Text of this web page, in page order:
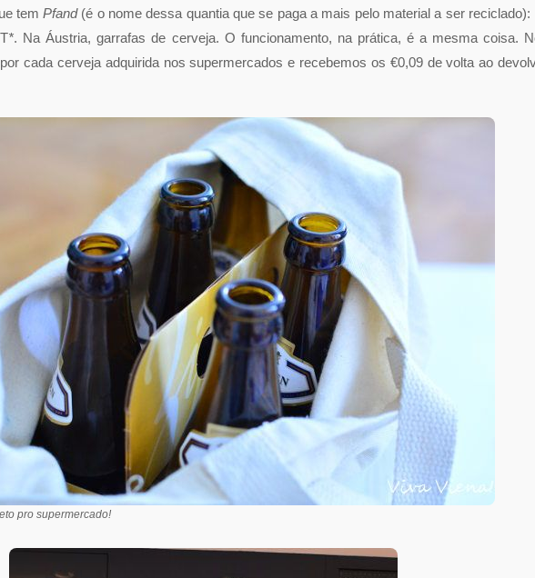
temPfand(é o nome dessa quantia que se paga a mais pelo material a ser reciclado):
*. Na Áustria, garrafas de cerveja. O funcionamento, na prática, é a mesma coisa.
cada cerveja adquirida nos supermercados e recebemos os €0,09 de volta ao
pro supermercado!